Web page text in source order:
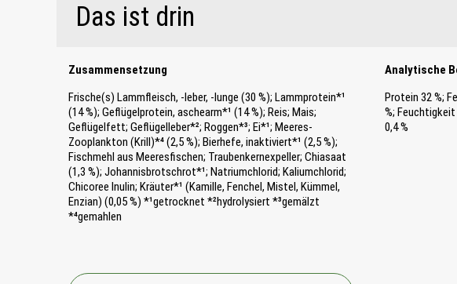
Das ist drin
Zusammensetzung
Frische(s) Lammfleisch, -leber, -lunge (30 %); Lammprotein*¹
(14 %); Geflügelprotein, aschearm*¹ (14 %); Reis; Mais;
Geflügelfett; Geflügelleber*²; Roggen*³; Ei*¹; Meeres-
Zooplankton (Krill)*⁴ (2,5 %); Bierhefe, inaktiviert*¹ (2,5 %);
Fischmehl aus Meeresfischen; Traubenkernexpeller; Chiasaat
(1,3 %); Johannisbrotschrot*¹; Natriumchlorid; Kaliumchlorid;
Chicoree Inulin; Kräuter*¹ (Kamille, Fenchel, Mistel, Kümmel,
Enzian) (0,05 %) *¹getrocknet *²hydrolysiert *³gemälzt
*⁴gemahlen
Analytische
Protein 32 %;
%; Feuchtigkeit
0,4 %